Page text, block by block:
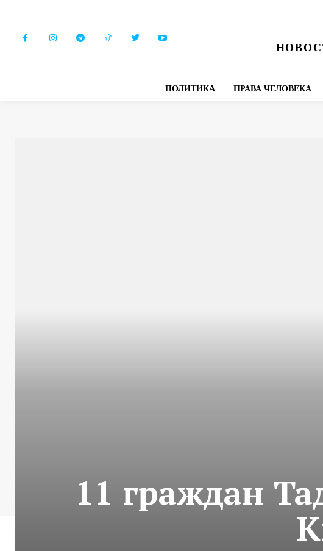
ПОЛИТИКА ПРАВА ЧЕЛОВЕКА
11 граждан